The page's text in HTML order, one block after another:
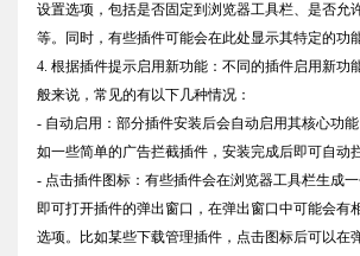
设置选项，包括是否固定到浏览器工具栏、是否允
等。同时，有些插件可能会在此处显示其特定的功
4. 根据插件提示启用新功能：不同的插件启用新功
般来说，常见的有以下几种情况：
- 自动启用：部分插件安装后会自动启用其核心功
如一些简单的广告拦截插件，安装完成后即可自动
- 点击插件图标：有些插件会在浏览器工具栏生成
即可打开插件的弹出窗口，在弹出窗口中可能会有
选项。比如某些下载管理插件，点击图标后可以在